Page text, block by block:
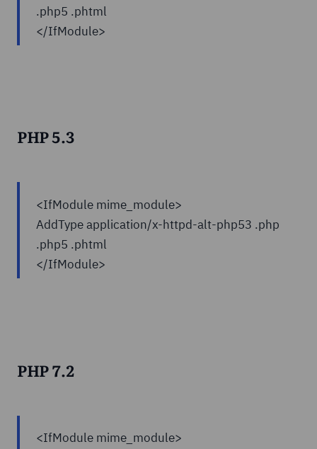
.php5 .phtml
</IfModule>
PHP 5.3
<IfModule mime_module>
AddType application/x-httpd-alt-php53 .php
.php5 .phtml
</IfModule>
PHP 7.2
<IfModule mime_module>